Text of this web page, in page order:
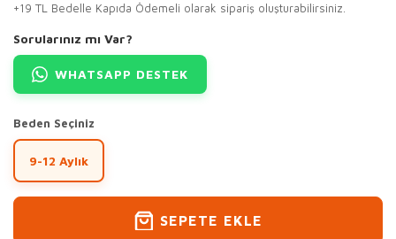
+19 TL Bedelle Kapıda Ödemeli olarak sipariş oluşturabilirsiniz.
Sorularınız mı Var?
WHATSAPP DESTEK
Beden Seçiniz
9-12 Aylık
SEPETE EKLE